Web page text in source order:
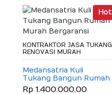
Hot
KONTRAKTOR JASA TUKANG
RENOVASI MURAH
Medansatria Kuli
Tukang Bangun Rumah
Murah Bergaransi
Rp 1.400.000,00